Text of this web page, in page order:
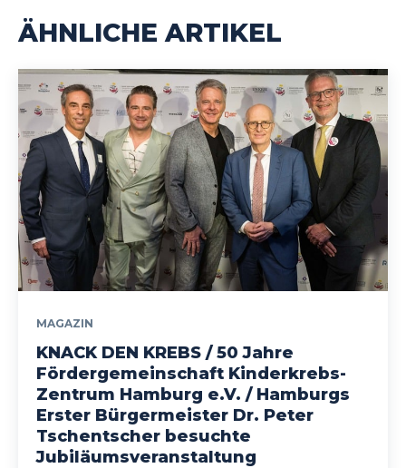
ÄHNLICHE ARTIKEL
MAGAZIN
KNACK DEN KREBS / 50 Jahre
Fördergemeinschaft Kinderkrebs-
Zentrum Hamburg e.V. / Hamburgs
Erster Bürgermeister Dr. Peter
Tschentscher besuchte
Jubiläumsveranstaltung